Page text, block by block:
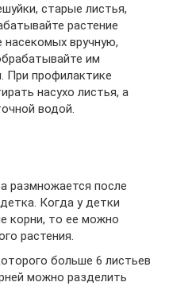
старые листья,
растение
вручную,
им
При профилактике
насухо листья, а
водой.
размножается после
Когда у детки
корни, то ее можно
растения.
больше 6 листьев
можно разделить